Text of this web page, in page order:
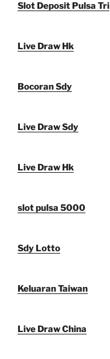
Slot Deposit Pulsa Tri
Live Draw Hk
Bocoran Sdy
Live Draw Sdy
Live Draw Hk
slot pulsa 5000
Sdy Lotto
Keluaran Taiwan
Live Draw China